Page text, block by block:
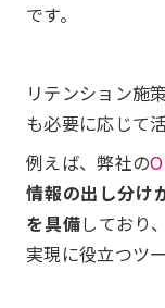
です。
リテンション施
も必要に応じて
例えば、弊社の
情報の出し分け
を具備しており
実現に役立つツ